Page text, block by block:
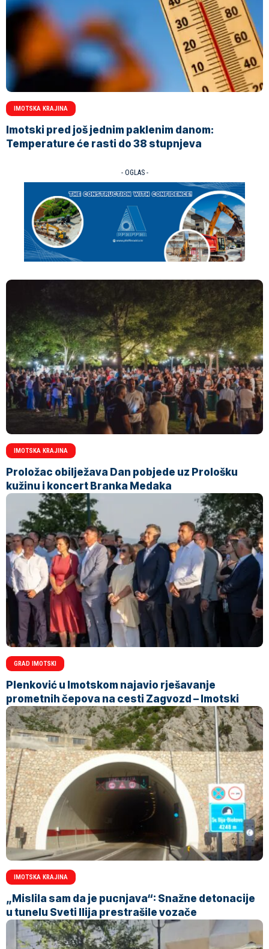
IMOTSKA KRAJINA
Imotski pred još jednim paklenim danom:
Temperature će rasti do 38 stupnjeva
- OGLAS -
IMOTSKA KRAJINA
Proložac obilježava Dan pobjede uz Prološku
kužinu i koncert Branka Medaka
GRAD IMOTSKI
Plenković u Imotskom najavio rješavanje
prometnih čepova na cesti Zagvozd – Imotski
IMOTSKA KRAJINA
„Mislila sam da je pucnjava“: Snažne detonacije
u tunelu Sveti Ilija prestrašile vozače